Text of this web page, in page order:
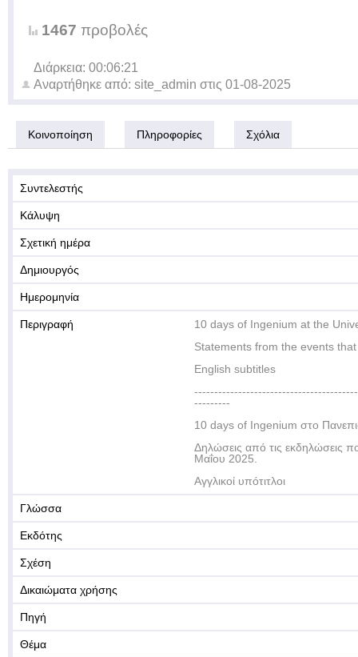
1467 προβολές
Διάρκεια: 00:06:21
Αναρτήθηκε από: site_admin στις 01-08-2025
Κοινοποίηση Πληροφορίες Σχόλια
Συντελεστής
Κάλυψη
Σχετική ημέρα
Δημιουργός
Ημερομηνία
Περιγραφή
10 days of Ingenium at the
Statements from the events
English subtitles
---------
10 days of Ingenium στο
Δηλώσεις από τις εκδηλώσεις
Μαΐου 2025.
Αγγλικοί υπότιτλοι
Γλώσσα
Εκδότης
Σχέση
Δικαιώματα χρήσης
Πηγή
Θέμα